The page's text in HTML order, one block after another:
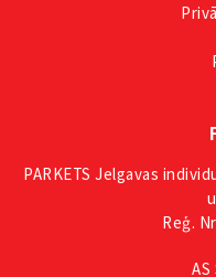
PARKETS Jelgavas
Reģ.
AS